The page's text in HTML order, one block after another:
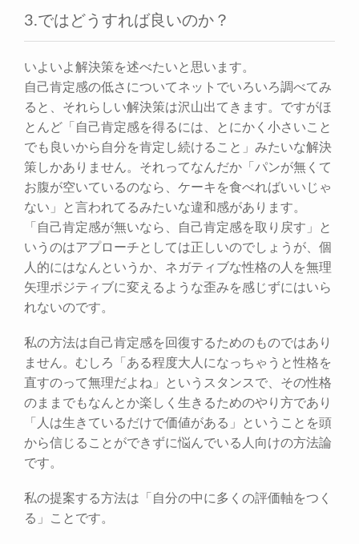
3.ではどうすれば良いのか？
いよいよ解決策を述べたいと思います。
自己肯定感の低さについてネットでいろいろ調べてみ
ると、それらしい解決策は沢山出てきます。ですがほ
とんど「自己肯定感を得るには、とにかく小さいこと
でも良いから自分を肯定し続けること」みたいな解決
策しかありません。それってなんだか「パンが無くて
お腹が空いているのなら、ケーキを食べればいいじゃ
ない」と言われてるみたいな違和感があります。
「自己肯定感が無いなら、自己肯定感を取り戻す」と
いうのはアプローチとしては正しいのでしょうが、個
人的にはなんというか、ネガティブな性格の人を無理
矢理ポジティブに変えるような歪みを感じずにはいら
れないのです。
私の方法は自己肯定感を回復するためのものではあり
ません。むしろ「ある程度大人になっちゃうと性格を
直すのって無理だよね」というスタンスで、その性格
のままでもなんとか楽しく生きるためのやり方であり
「人は生きているだけで価値がある」ということを頭
から信じることができずに悩んでいる人向けの方法論
です。
私の提案する方法は「自分の中に多くの評価軸をつく
る」ことです。